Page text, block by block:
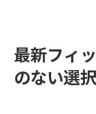
最新フィ
のない選